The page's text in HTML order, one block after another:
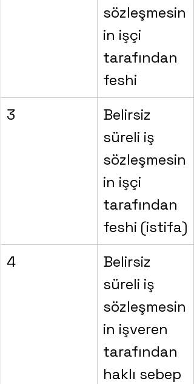
sözleşmesin
in işçi
tarafından
feshi
3
Belirsiz
süreli iş
sözleşmesin
in işçi
tarafından
feshi (istifa)
4
Belirsiz
süreli iş
sözleşmesin
in işveren
tarafından
haklı sebep